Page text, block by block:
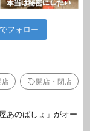
フォロー
店 開店・閉店
あのばしょ」がオー